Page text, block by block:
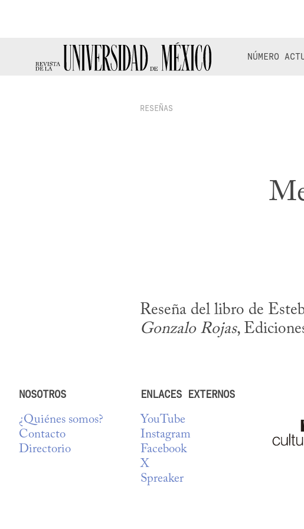
NÚMERO
RESEÑAS
Reseña del libro de
Gonzalo Rojas,
NOSOTROS
¿Quiénes somos?
Contacto
Directorio
ENLACES EXTERNOS
YouTube
Instagram
Facebook
X
Spreaker